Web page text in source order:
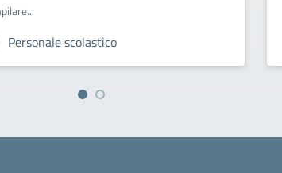
Personale scolastico